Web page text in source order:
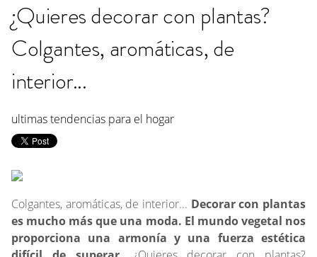
¿Quieres decorar con plantas?
Colgantes, aromáticas, de
interior...
ultimas tendencias para el hogar
Colgantes, aromáticas, de interior... Decorar con plantas
es mucho más que una moda. El mundo vegetal nos
proporciona una armonía y una fuerza estética